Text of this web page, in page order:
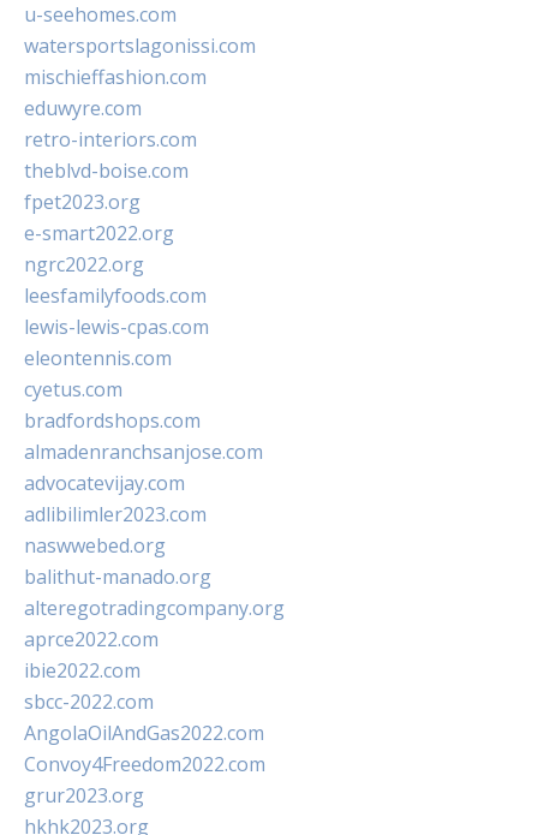
u-seehomes.com
watersportslagonissi.com
mischieffashion.com
eduwyre.com
retro-interiors.com
theblvd-boise.com
fpet2023.org
e-smart2022.org
ngrc2022.org
leesfamilyfoods.com
lewis-lewis-cpas.com
eleontennis.com
cyetus.com
bradfordshops.com
almadenranchsanjose.com
advocatevijay.com
adlibilimler2023.com
naswwebed.org
balithut-manado.org
alteregotradingcompany.org
aprce2022.com
ibie2022.com
sbcc-2022.com
AngolaOilAndGas2022.com
Convoy4Freedom2022.com
grur2023.org
hkhk2023.org